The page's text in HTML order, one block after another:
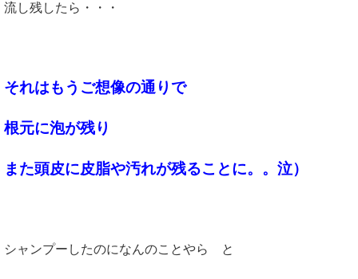
流し残したら・・・
それはもうご想像の通りで
根元に泡が残り
また頭皮に皮脂や汚れが残ることに。。泣）
シャンプーしたのになんのことやら と